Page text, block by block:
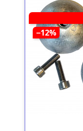
−12%